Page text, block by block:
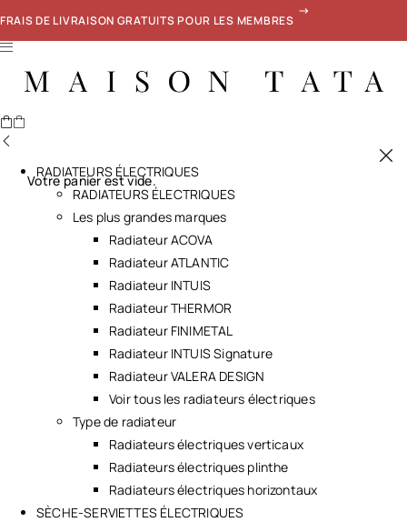
FRAIS DE LIVRAISON GRATUITS POUR LES MEMBRES
Votre panier est vide.
RADIATEURS ÉLECTRIQUES
RADIATEURS ÉLECTRIQUES
Les plus grandes marques
Radiateur ACOVA
Radiateur ATLANTIC
Radiateur INTUIS
Radiateur THERMOR
Radiateur FINIMETAL
Radiateur INTUIS Signature
Radiateur VALERA DESIGN
Voir tous les radiateurs électriques
Type de radiateur
Radiateurs électriques verticaux
Radiateurs électriques plinthe
Radiateurs électriques horizontaux
SÈCHE-SERVIETTES ÉLECTRIQUES